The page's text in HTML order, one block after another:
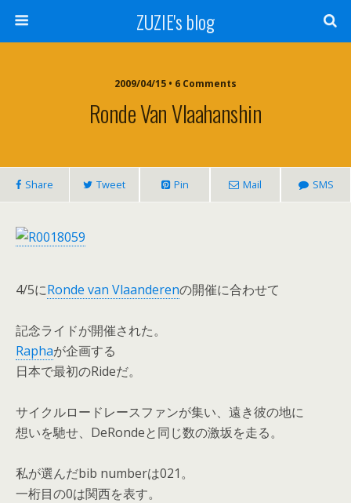
ZUZIE's blog
2009/04/15 • 6 Comments
Ronde Van Vlaahanshin
Share Tweet Pin Mail SMS
4/5にRonde van Vlaanderenの開催に合わせて
記念ライドが開催された。
Raphaが企画する
日本で最初のRideだ。
サイクルロードレースファンが集い、遠き彼の地に
想いを馳せ、DeRondeと同じ数の激坂を走る。
私が選んだbib numberは021。
一桁目の0は関西を表す。